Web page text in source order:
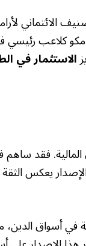
الائتماني
كلاعب رئيسي
الاستثمار في
فقد
يعكس
في أسواق